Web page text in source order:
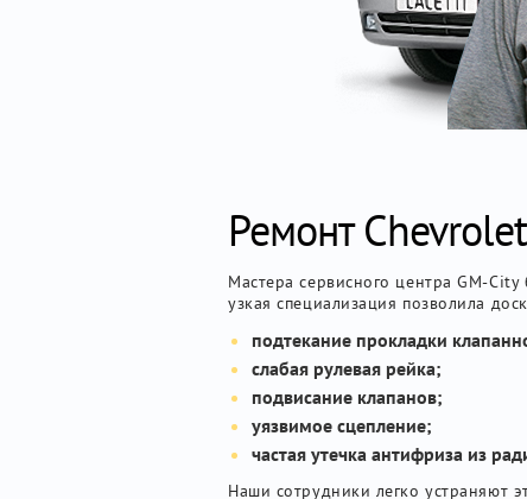
Ремонт
Мастера сервисного центра GM-
узкая специализация позволила
подтекание прокладки
слабая рулевая рейка;
подвисание клапанов;
уязвимое сцепление;
частая утечка антифриза из
Наши сотрудники легко устраняют